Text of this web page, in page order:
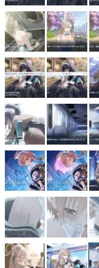
運営：株式会社マレ